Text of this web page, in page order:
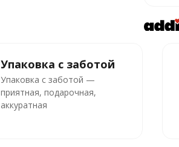
Упаковка с заботой
Упаковка с заботой —
приятная, подарочная,
аккуратная